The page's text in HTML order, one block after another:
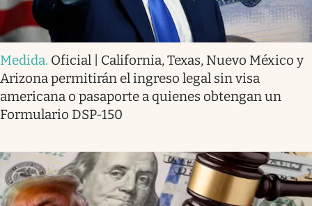
Medida. Oficial | California, Texas, Nuevo México y
Arizona permitirán el ingreso legal sin visa
americana o pasaporte a quienes obtengan un
Formulario DSP-150